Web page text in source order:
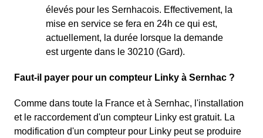
élevés pour les Sernhacois. Effectivement, la
mise en service se fera en 24h ce qui est,
actuellement, la durée lorsque la demande
est urgente dans le 30210 (Gard).
Faut-il payer pour un compteur Linky à Sernhac ?
Comme dans toute la France et à Sernhac, l'installation
et le raccordement d'un compteur Linky est gratuit. La
modification d'un compteur pour Linky peut se produire